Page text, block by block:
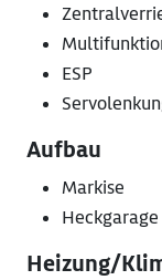
ESP
Aufbau
Markise
Heckgarage
Heizung/